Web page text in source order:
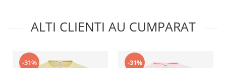
ALTI CLIENTI AU CUMPARAT
-31% -31%